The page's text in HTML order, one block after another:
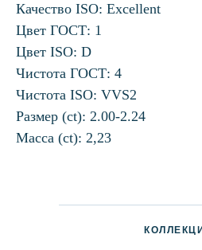
Качество ISO: Excellent
Цвет ГОСТ: 1
Цвет ISO: D
Чистота ГОСТ: 4
Чистота ISO: VVS2
Размер (ct): 2.00-2.24
Масса (ct): 2,23